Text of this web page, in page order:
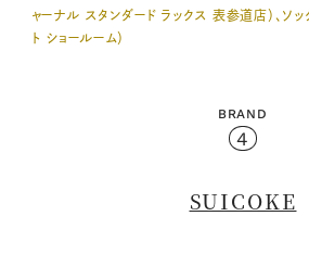
ャーナル スタンダード ラックス 表参道店）、ソ
ト ショールーム）
BRAND
4
SUICOKE